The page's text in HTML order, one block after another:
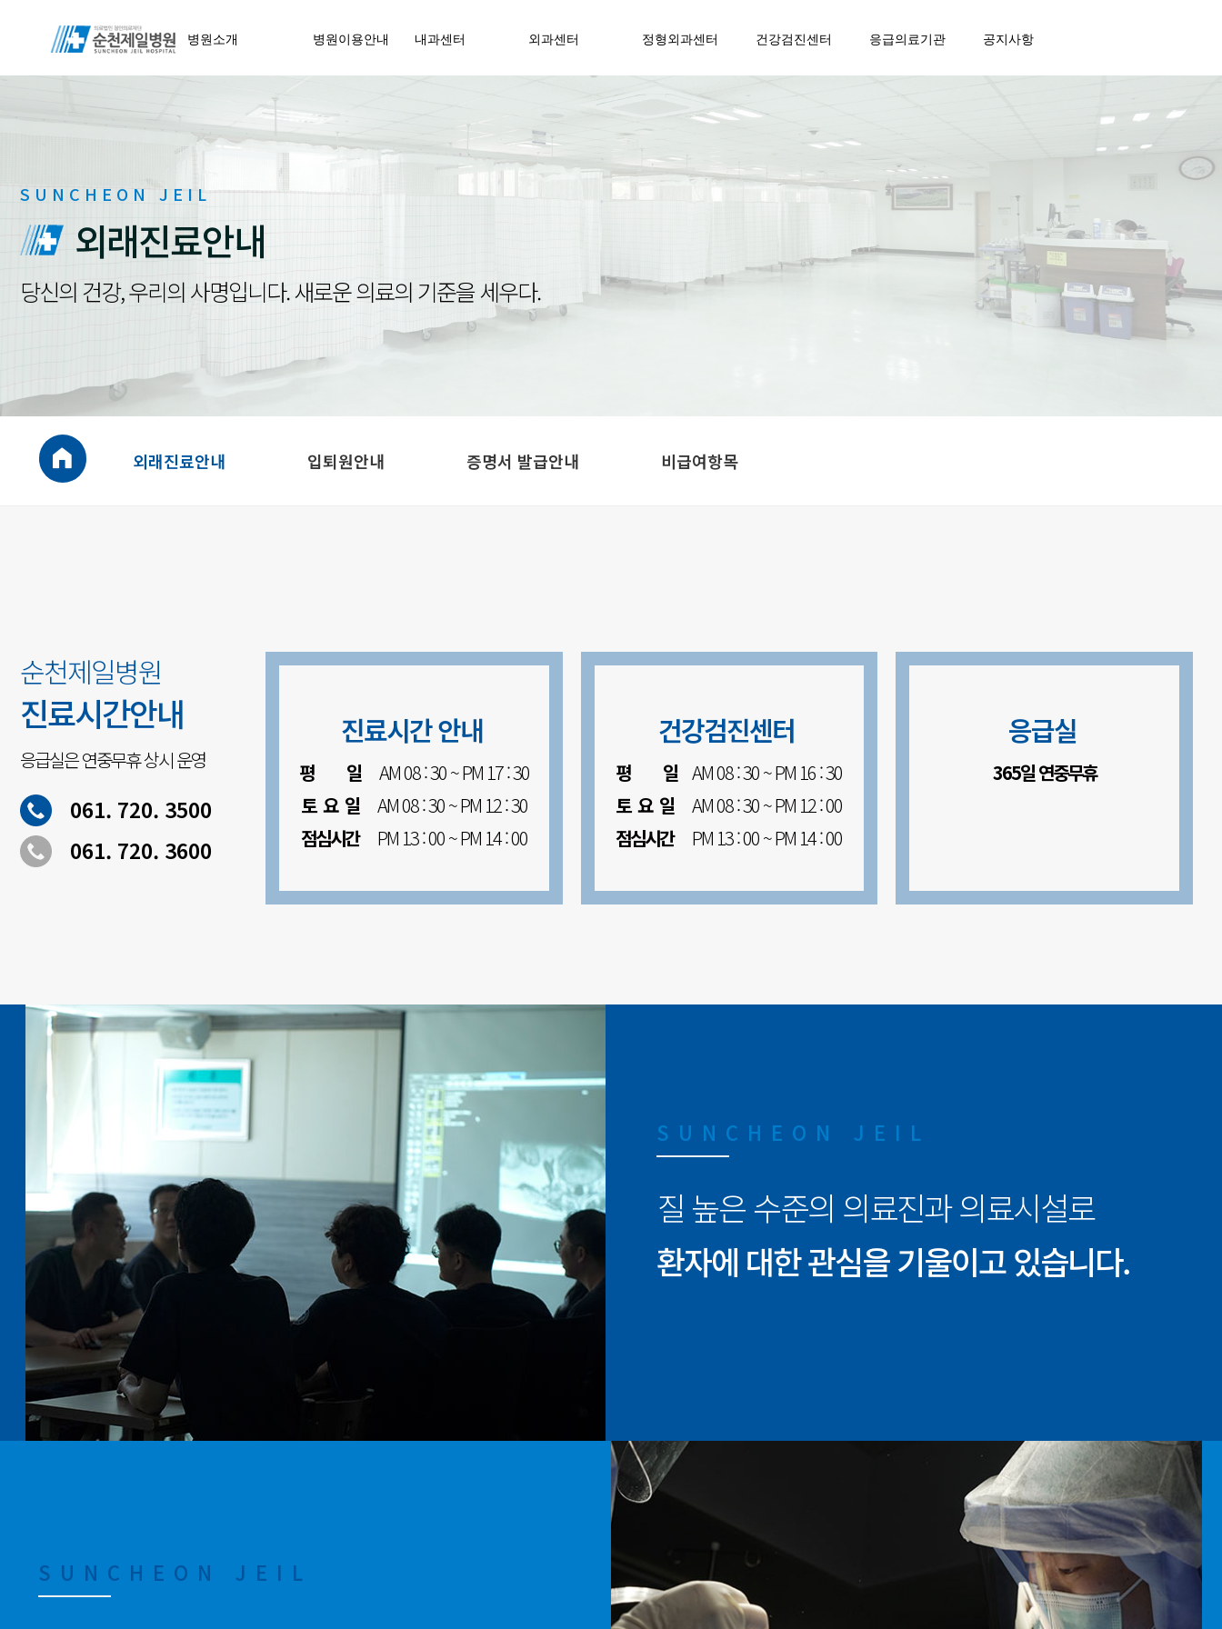
병원소개 병원이용안내 내과센터 외과센터 정형외과센터 건강검진센터 응급의료기관 공지사항
SUNCHEON JEIL
외래진료안내
당신의 건강, 우리의 사명입니다. 새로운 의료의 기준을 세우다.
외래진료안내 입퇴원안내 증명서 발급안내 비급여항목
순천제일병원
진료시간안내
응급실은 연중무휴 상시 운영
061. 720. 3500
061. 720. 3600
진료시간 안내
평 일AM 08 : 30 ~ PM 17 : 30
토 요 일AM 08 : 30 ~ PM 12 : 30
점심시간PM 13 : 00 ~ PM 14 : 00
건강검진센터
평 일 AM 08 : 30 ~ PM 16 : 30
토 요 일 AM 08 : 30 ~ PM 12 : 00
점심시간PM 13 : 00 ~ PM 14 : 00
응급실
365일 연중무휴
SUNCHEON JEIL
질 높은 수준의 의료진과 의료시설로
환자에 대한 관심을 기울이고 있습니다.
SUNCHEON JEIL